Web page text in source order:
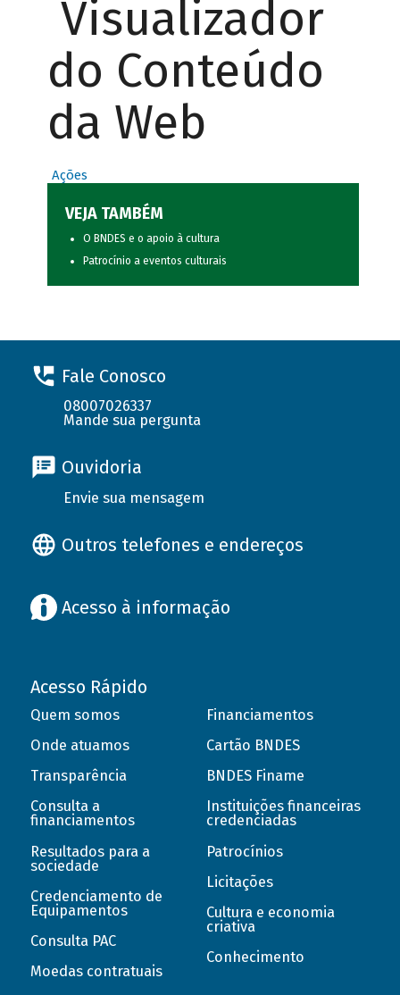
Visualizador
do Conteúdo
da Web
Ações
VEJA TAMBÉM
O BNDES e o apoio à cultura
Patrocínio a eventos culturais
Fale Conosco
08007026337
Mande sua pergunta
Ouvidoria
Envie sua mensagem
Outros telefones e endereços
Acesso à informação
Acesso Rápido
Quem somos
Onde atuamos
Transparência
Consulta a
financiamentos
Resultados para a
sociedade
Credenciamento de
Equipamentos
Consulta PAC
Moedas contratuais
Financiamentos
Cartão BNDES
BNDES Finame
Instituições financeiras
credenciadas
Patrocínios
Licitações
Cultura e economia
criativa
Conhecimento